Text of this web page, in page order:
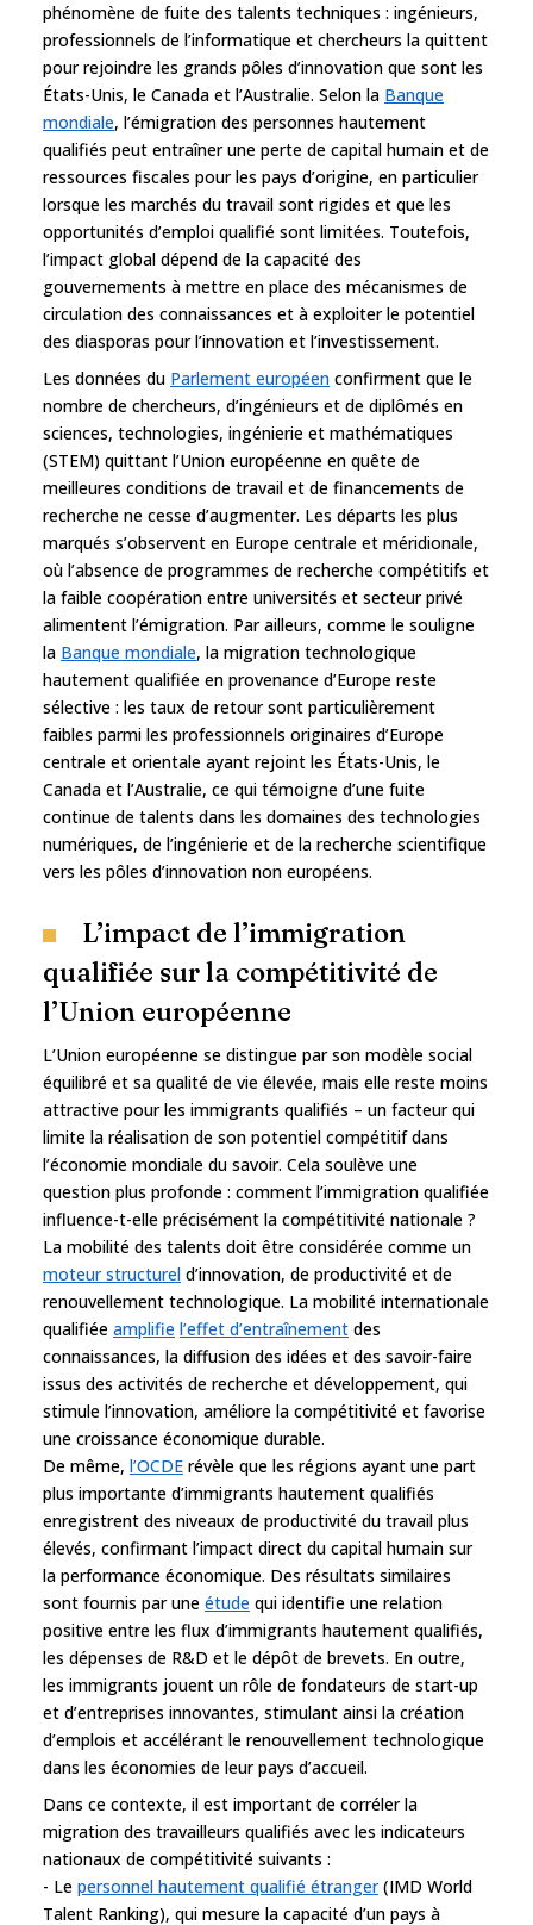
phénomène de fuite des talents techniques : ingénieurs,
professionnels de l’informatique et chercheurs la quittent
pour rejoindre les grands pôles d’innovation que sont les
États-Unis, le Canada et l’Australie. Selon la Banque
mondiale, l’émigration des personnes hautement
qualifiés peut entraîner une perte de capital humain et de
ressources fiscales pour les pays d’origine, en particulier
lorsque les marchés du travail sont rigides et que les
opportunités d’emploi qualifié sont limitées. Toutefois,
l’impact global dépend de la capacité des
gouvernements à mettre en place des mécanismes de
circulation des connaissances et à exploiter le potentiel
des diasporas pour l’innovation et l’investissement.
Les données du Parlement européen confirment que le
nombre de chercheurs, d’ingénieurs et de diplômés en
sciences, technologies, ingénierie et mathématiques
(STEM) quittant l’Union européenne en quête de
meilleures conditions de travail et de financements de
recherche ne cesse d’augmenter. Les départs les plus
marqués s’observent en Europe centrale et méridionale,
où l’absence de programmes de recherche compétitifs et
la faible coopération entre universités et secteur privé
alimentent l’émigration. Par ailleurs, comme le souligne
la Banque mondiale, la migration technologique
hautement qualifiée en provenance d’Europe reste
sélective : les taux de retour sont particulièrement
faibles parmi les professionnels originaires d’Europe
centrale et orientale ayant rejoint les États-Unis, le
Canada et l’Australie, ce qui témoigne d’une fuite
continue de talents dans les domaines des technologies
numériques, de l’ingénierie et de la recherche scientifique
vers les pôles d’innovation non européens.
L’impact de l’immigration
qualifiée sur la compétitivité de
l’Union européenne
L’Union européenne se distingue par son modèle social
équilibré et sa qualité de vie élevée, mais elle reste moins
attractive pour les immigrants qualifiés – un facteur qui
limite la réalisation de son potentiel compétitif dans
l’économie mondiale du savoir. Cela soulève une
question plus profonde : comment l’immigration qualifiée
influence-t-elle précisément la compétitivité nationale ?
La mobilité des talents doit être considérée comme un
moteur structurel d’innovation, de productivité et de
renouvellement technologique. La mobilité internationale
qualifiée amplifie l’effet d’entraînement des
connaissances, la diffusion des idées et des savoir-faire
issus des activités de recherche et développement, qui
stimule l’innovation, améliore la compétitivité et favorise
une croissance économique durable.
De même, l’OCDE révèle que les régions ayant une part
plus importante d’immigrants hautement qualifiés
enregistrent des niveaux de productivité du travail plus
élevés, confirmant l’impact direct du capital humain sur
la performance économique. Des résultats similaires
sont fournis par une étude qui identifie une relation
positive entre les flux d’immigrants hautement qualifiés,
les dépenses de R&D et le dépôt de brevets. En outre,
les immigrants jouent un rôle de fondateurs de start-up
et d’entreprises innovantes, stimulant ainsi la création
d’emplois et accélérant le renouvellement technologique
dans les économies de leur pays d’accueil.
Dans ce contexte, il est important de corréler la
migration des travailleurs qualifiés avec les indicateurs
nationaux de compétitivité suivants :
- Le personnel hautement qualifié étranger(IMD World
Talent Ranking), qui mesure la capacité d’un pays à